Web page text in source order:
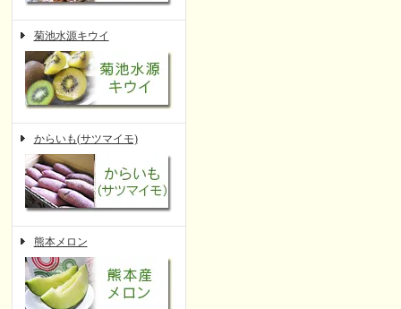
菊池水源キウイ
からいも(サツマイモ)
熊本メロン